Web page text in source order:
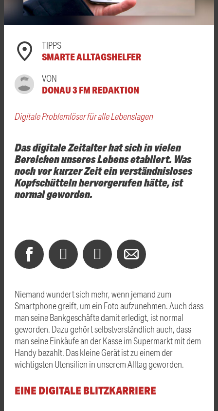
TIPPS
SMARTE ALLTAGSHELFER
VON
DONAU 3 FM REDAKTION
Digitale Problemlöser für alle Lebenslagen
Das digitale Zeitalter hat sich in vielen
Bereichen unseres Lebens etabliert. Was
noch vor kurzer Zeit ein verständnisloses
Kopfschütteln hervorgerufen hätte, ist
normal geworden.
Niemand wundert sich mehr, wenn jemand zum
Smartphone greift, um ein Foto aufzunehmen. Auch dass
man seine Bankgeschäfte damit erledigt, ist normal
geworden. Dazu gehört selbstverständlich auch, dass
man seine Einkäufe an der Kasse im Supermarkt mit dem
Handy bezahlt. Das kleine Gerät ist zu einem der
wichtigsten Utensilien in unserem Alltag geworden.
EINE DIGITALE BLITZKARRIERE